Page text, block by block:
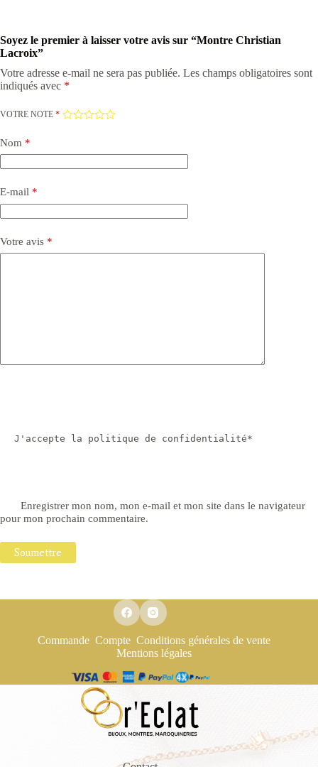
Soyez le premier à laisser votre avis sur “Montre Christian
Lacroix”
Votre adresse e-mail ne sera pas publiée. Les champs obligatoires sont
indiqués avec *
VOTRE NOTE *
Nom *
E-mail *
Votre avis *
J'accepte la politique de confidentialité*
Enregistrer mon nom, mon e-mail et mon site dans le navigateur
pour mon prochain commentaire.
Soumettre
Commande Compte Conditions générales de vente
Mentions légales